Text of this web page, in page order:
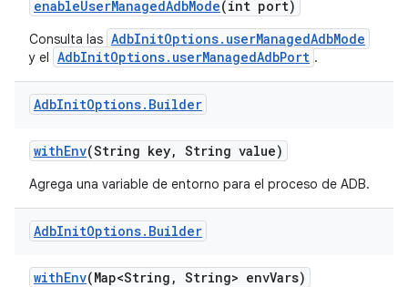
enableUserManagedAdbMode(int port)
Consulta las AdbInitOptions.userManagedAdbMode
y el AdbInitOptions.userManagedAdbPort .
AdbInitOptions. Builder
withEnv(String key, String value)
Agrega una variable de entorno para el proceso de ADB.
AdbInitOptions. Builder
withEnv(Map<String , String> envVars)